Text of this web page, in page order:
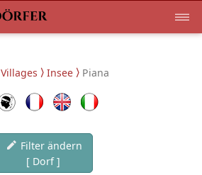
Villages Insee Piana
Filter ändern
[ Dorf ]